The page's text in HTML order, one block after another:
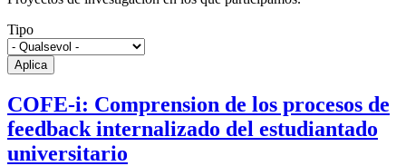
Tipo
COFE-i: Comprension de los procesos de
feedback internalizado del estudiantado
universitario